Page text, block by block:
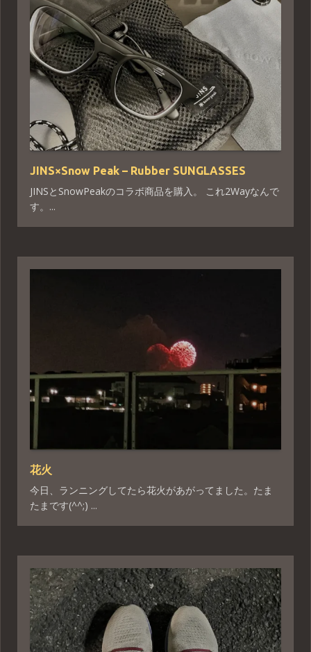
JINS×Snow Peak – Rubber SUNGLASSES
JINSとSnowPeakのコラボ商品を購入。 これ2Wayなんで
す。...
花火
今日、ランニングしてたら花火があがってました。たま
たまです(^^;) ...